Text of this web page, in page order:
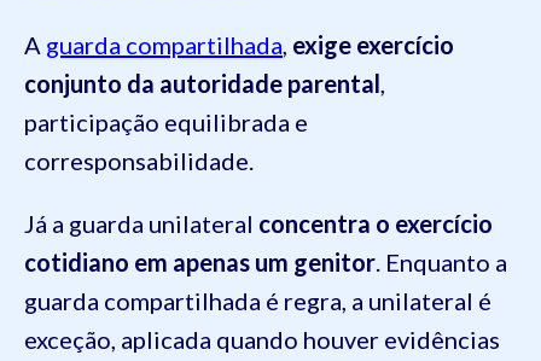
A guarda compartilhada exige exercício
conjunto da autoridade parental
participação equilibrada e
corresponsabilidade.
Já a guarda unilateral concentra o exercício
cotidiano em apenas um genitor . Enquanto a
guarda compartilhada é regra, a unilateral é
exceção, aplicada quando houver evidências